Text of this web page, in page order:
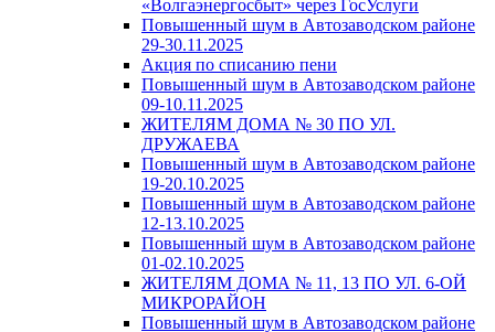
«Волгаэнергосбыт» через ГосУслуги
Повышенный шум в Автозаводском районе
29-30.11.2025
Акция по списанию пени
Повышенный шум в Автозаводском районе
09-10.11.2025
ЖИТЕЛЯМ ДОМА № 30 ПО УЛ.
ДРУЖАЕВА
Повышенный шум в Автозаводском районе
19-20.10.2025
Повышенный шум в Автозаводском районе
12-13.10.2025
Повышенный шум в Автозаводском районе
01-02.10.2025
ЖИТЕЛЯМ ДОМА № 11, 13 ПО УЛ. 6-ОЙ
МИКРОРАЙОН
Повышенный шум в Автозаводском районе